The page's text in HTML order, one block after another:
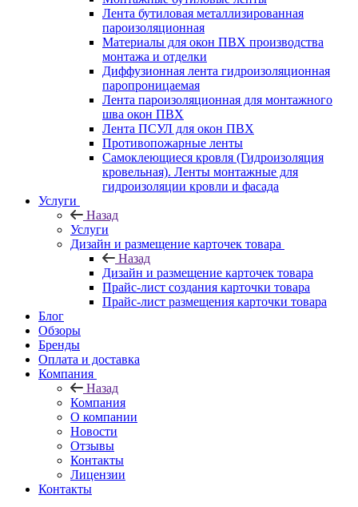
Лента бутиловая металлизированная
пароизоляционная
Материалы для окон ПВХ производства
монтажа и отделки
Диффузионная лента гидроизоляционная
паропроницаемая
Лента пароизоляционная для монтажного
шва окон ПВХ
Лента ПСУЛ для окон ПВХ
Противопожарные ленты
Самоклеющиеся кровля (Гидроизоляция
кровельная). Ленты монтажные для
гидроизоляции кровли и фасада
Услуги
Назад
Услуги
Дизайн и размещение карточек товара
Назад
Дизайн и размещение карточек товара
Прайс-лист создания карточки товара
Прайс-лист размещения карточки товара
Блог
Обзоры
Бренды
Оплата и доставка
Компания
Назад
Компания
О компании
Новости
Отзывы
Контакты
Лицензии
Контакты